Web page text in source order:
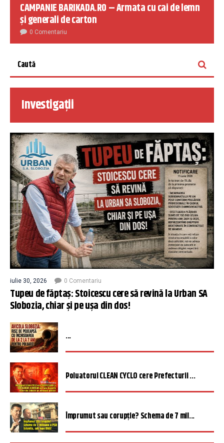
CAMPANIE BARIKADA.RO – Armata cu cai de lemn
și generali de carton
0 Comentariu
Investigații
iulie 30, 2026 0 Comentariu
Tupeu de făptaș: Stoicescu cere să revină la Urban SA
Slobozia, chiar și pe ușa din dos!
...
Poluatorul CLEAN CYCLO cere Prefecturii ...
Împrumut sau corupție? Schema de 7 mil...